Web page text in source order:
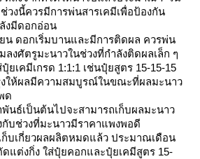
วงนี้ควรมีการพ่นสารเคมีเพื่อป้องกัน
งมีดอกอ่อน
น ดอกเริ่มบานและมีการติดผล ควรพ่น
ลงศัตรูมะนาวในช่วงที่กำลังติดผลเล็ก ๆ
ยเคมีเกรด 1:1:1 เช่นปุ๋ยสูตร 15-15-15
งให้ผลมีความสมบูรณ์ในขณะที่ผลมะนาว
ด
นธ์เป็นต้นไปจะสามารถเก็บผลมะนาว
บช่วงที่มะนาวมีราคาแพงพอดี
ก็บเกี่ยวผลผลิตหมดแล้ว ประมาณเดือน
แต่งกิ่ง ใส่ปุ๋ยคอกและปุ๋ยเคมีสูตร 15-